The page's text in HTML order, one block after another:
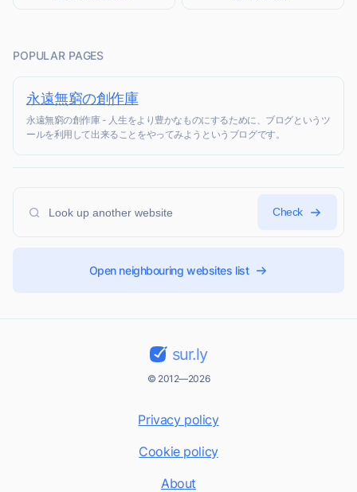
POPULAR PAGES
永遠無窮の創作庫
永遠無窮の創作庫 - 人生をより豊かなものにするために、ブログというツ
ールを利用して出来ることをやってみようというブログです。
Check
Open neighbouring websites list
sur.ly
© 2012—2026
Privacy policy
Cookie policy
About